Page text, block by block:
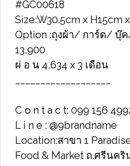
#GC00618
Size:W30.5cm x H15cm
Option :ถุงผ้า/ การ์ด/ บุ๊
13,900
ผ่ อ น 4,634 x 3 เดือน
C o n t a c t: 099 156
L i n e : @9brandname
Location:สาขา 1
Food & Market ถ.ศรีนคริ